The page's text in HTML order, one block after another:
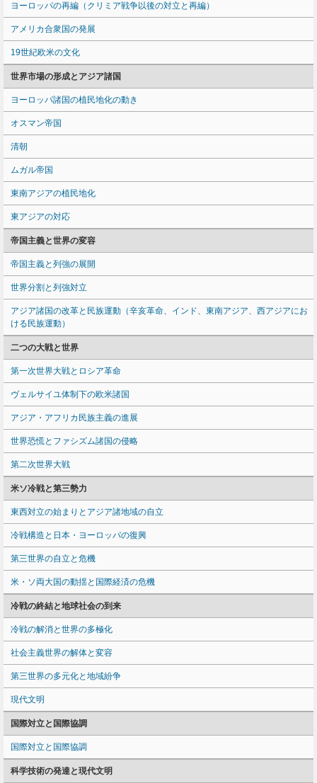
ヨーロッパの再編（クリミア戦争以後の対立と再編）
アメリカ合衆国の発展
19世紀欧米の文化
世界市場の形成とアジア諸国
ヨーロッパ諸国の植民地化の動き
オスマン帝国
清朝
ムガル帝国
東南アジアの植民地化
東アジアの対応
帝国主義と世界の変容
帝国主義と列強の展開
世界分割と列強対立
アジア諸国の改革と民族運動（辛亥革命、インド、東南アジア、西アジアにお
ける民族運動）
二つの大戦と世界
第一次世界大戦とロシア革命
ヴェルサイユ体制下の欧米諸国
アジア・アフリカ民族主義の進展
世界恐慌とファシズム諸国の侵略
第二次世界大戦
米ソ冷戦と第三勢力
東西対立の始まりとアジア諸地域の自立
冷戦構造と日本・ヨーロッパの復興
第三世界の自立と危機
米・ソ両大国の動揺と国際経済の危機
冷戦の終結と地球社会の到来
冷戦の解消と世界の多極化
社会主義世界の解体と変容
第三世界の多元化と地域紛争
現代文明
国際対立と国際協調
国際対立と国際協調
科学技術の発達と現代文明